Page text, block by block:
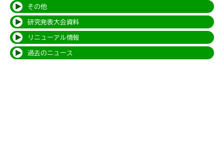
その他
研究発表大会資料
リニューアル情報
過去のニュース